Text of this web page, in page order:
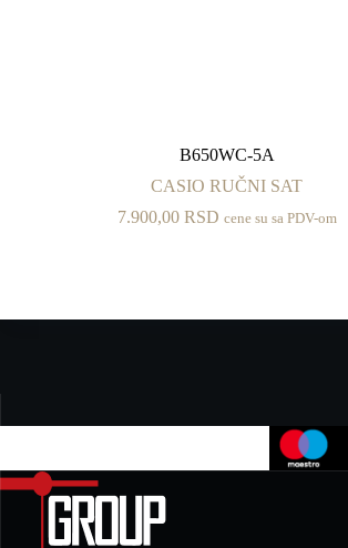
B650WC-5A
CASIO RUČNI SAT
7.900,00 RSD cene su sa PDV-om